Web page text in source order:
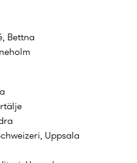
Bettna
Uppsala